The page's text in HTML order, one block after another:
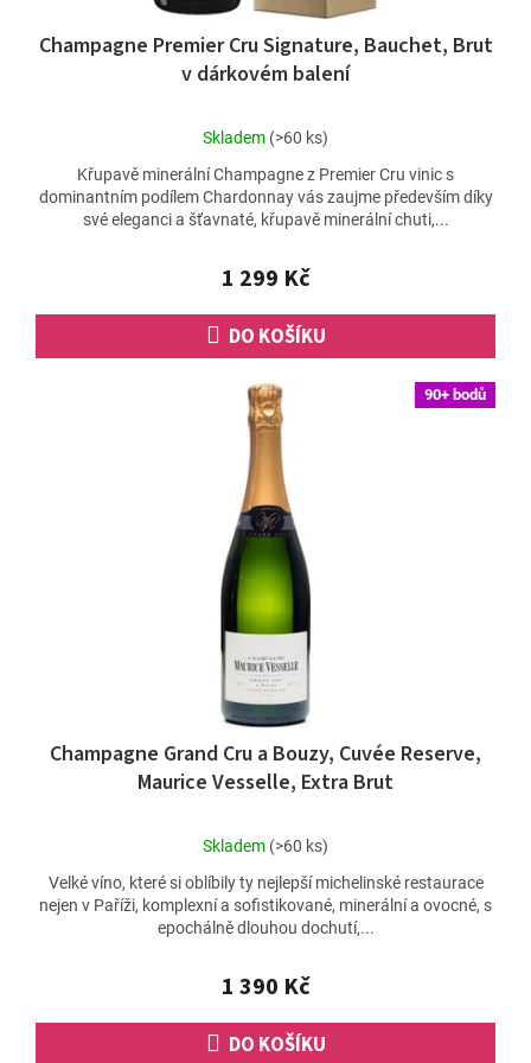
Champagne Premier Cru Signature, Bauchet, Brut
v dárkovém balení
Průměrné
produktu
je
4,6
5
hvězdiček.
Skladem (>60 ks)
1 299 Kč
DO KOŠÍKU
Křupavě minerální Champagne z Premier Cru vinic s
dominantním podílem Chardonnay vás zaujme především díky
své eleganci a šťavnaté, křupavě minerální chuti,...
90+ bodů
Champagne Grand Cru a Bouzy, Cuvée Reserve,
Maurice Vesselle, Extra Brut
Průměrné
produktu
je
5,0
5
hvězdiček.
Skladem (>60 ks)
1 390 Kč
DO KOŠÍKU
Velké víno, které si oblíbily ty nejlepší michelinské restaurace
nejen v Paříži, komplexní a sofistikované, minerální a ovocné, s
epochálně dlouhou dochutí,...